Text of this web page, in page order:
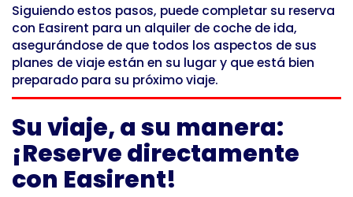
Siguiendo estos pasos, puede completar su reserva
con Easirent para un alquiler de coche de ida,
asegurándose de que todos los aspectos de sus
planes de viaje están en su lugar y que está bien
preparado para su próximo viaje.
Su viaje, a su manera:
¡Reserve directamente
con Easirent!